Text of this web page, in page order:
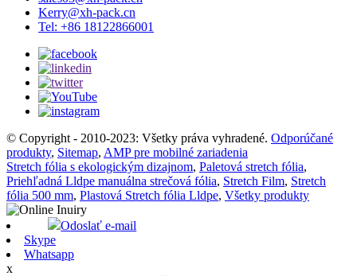
Kerry@xh-pack.cn
Tel: +86 18122866001
© Copyright - 2010-2023: Všetky práva vyhradené. Odporúčané
produkty, Sitemap, AMP pre mobilné zariadenia
Stretch fólia s ekologickým dizajnom, Paletová stretch fólia,
Priehľadná Lldpe manuálna strečová fólia, Stretch Film, Stretch
fólia 500 mm, Plastová Stretch fólia Lldpe, Všetky produkty
Odoslať e-mail
Skype
Whatsapp
x